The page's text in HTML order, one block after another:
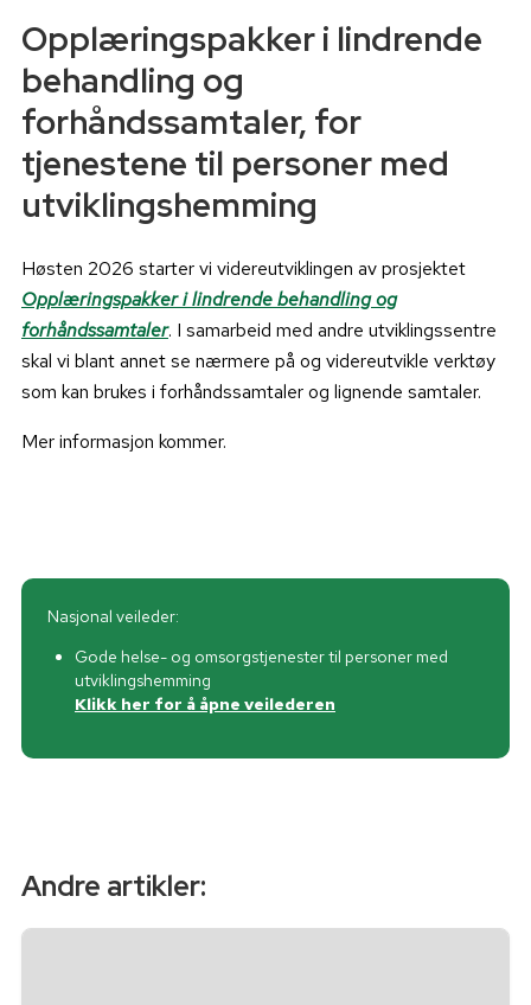
Opplæringspakker i lindrende
behandling og
forhåndssamtaler, for
tjenestene til personer med
utviklingshemming
Høsten 2026 starter vi videreutviklingen av prosjektet
Opplæringspakker i lindrende behandling og
forhåndssamtaler. I samarbeid med andre utviklingssentre
skal vi blant annet se nærmere på og videreutvikle verktøy
som kan brukes i forhåndssamtaler og lignende samtaler.
Mer informasjon kommer.
Nasjonal veileder:
Gode helse- og omsorgstjenester til personer med
utviklingshemming
Klikk her for å åpne veilederen
Andre artikler: